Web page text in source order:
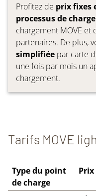
Profitez de prix fixes
processus de
chargement MOVE et
partenaires. De plus,
simplifiée par carte
une fois par mois un
chargement.
Tarifs MOVE
Type du point
de charge